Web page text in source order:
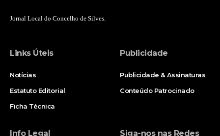
Jornal Local do Concelho de Silves.
Links Úteis
Notícias
Estatuto Editorial
Ficha Técnica
Publicidade
Publicidade & Assinaturas
Conteúdo Patrocinado
Info Legal Siga-nos nas Redes